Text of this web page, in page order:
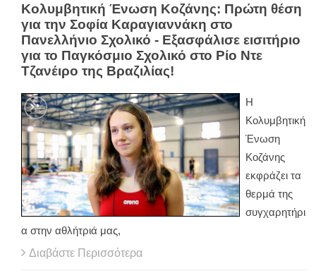
Κολυμβητική Ένωση Κοζάνης: Πρώτη θέση
για την Σοφία Καραγιαννάκη στο
Πανελλήνιο Σχολικό - Εξασφάλισε εισιτήριο
για το Παγκόσμιο Σχολικό στο Ρίο Ντε
Τζανέιρο της Βραζιλίας!
Η
Κολυμβητική
Ένωση
Κοζάνης
εκφράζει τα
θερμά της
συγχαρητήρι
α στην αθλήτριά μας,
Διαβάστε Περισσότερα